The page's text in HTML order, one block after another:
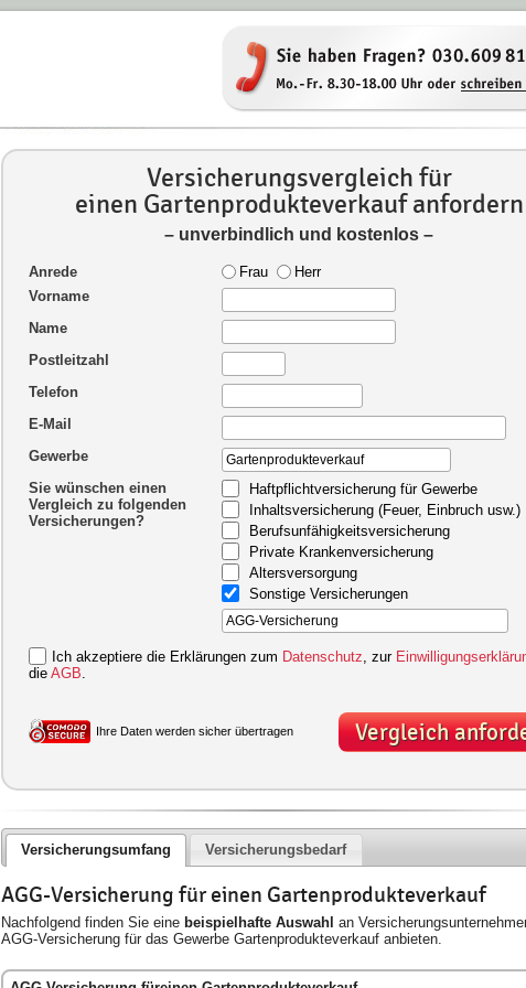
Versicherungsvergleich für
einen Gartenprodukteverkauf anfordern
– unverbindlich und kostenlos –
Anrede Frau
Herr
Vorname
Name
Postleitzahl
Telefon
E-Mail
Gewerbe
Sie wünschen einen
Vergleich zu folgenden
Versicherungen?
Haftpflichtversicherung für Gewerbe
Inhaltsversicherung (Feuer, Einbruch usw.)
Berufsunfähigkeitsversicherung
Private Krankenversicherung
Altersversorgung
Sonstige Versicherungen
Ich akzeptiere die Erklärungen zum Datenschutz , zur
die AGB.
Ihre Daten werden sicher übertragen Vergleich
Versicherungsumfang Versicherungsbedarf
AGG-Versicherung für einen Gartenprodukteverkauf
Nachfolgend finden Sie eine beispielhafte Auswahl an
AGG-Versicherung für das Gewerbe Gartenprodukteverkauf anbieten.